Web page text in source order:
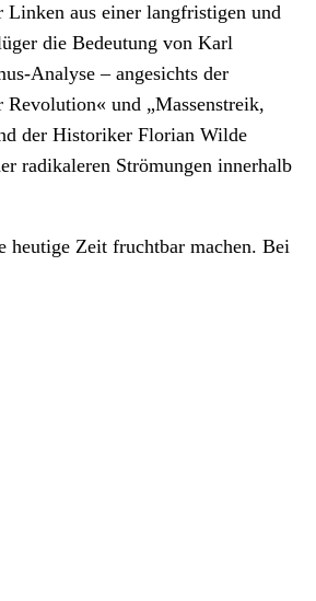
Linken aus einer langfristigen und
die Bedeutung von Karl
Analyse – angesichts der
und „Massenstreik,
der Historiker Florian Wilde
radikaleren Strömungen innerhalb
heutige Zeit fruchtbar machen. Bei